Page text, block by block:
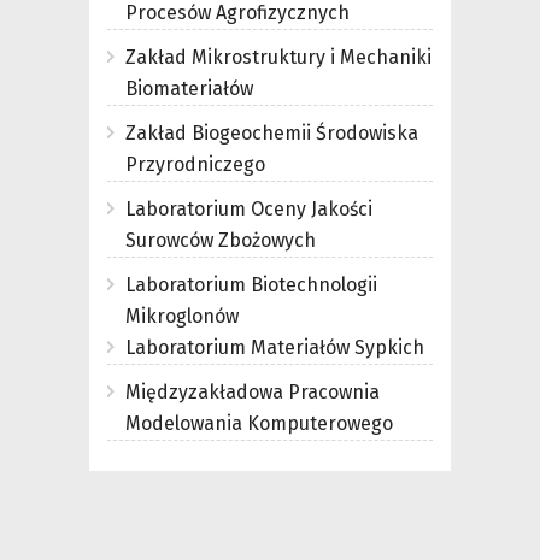
Procesów Agrofizycznych
Zakład Mikrostruktury i Mechaniki
Biomateriałów
Zakład Biogeochemii Środowiska
Przyrodniczego
Międzyzakładowa Pracownia
Modelowania Komputerowego
Laboratorium Materiałów Sypkich
Laboratorium Oceny Jakości
Surowców Zbożowych
Laboratorium Biotechnologii
Mikroglonów